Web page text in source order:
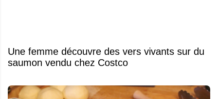
Une femme découvre des vers vivants sur du
saumon vendu chez Costco